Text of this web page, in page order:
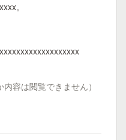
。
容は閲覧できません）